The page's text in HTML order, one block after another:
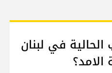
في لبنان